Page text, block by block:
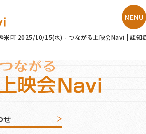
軽米町 2025/10/15(水) - つながる上映会Navi | 認
せ